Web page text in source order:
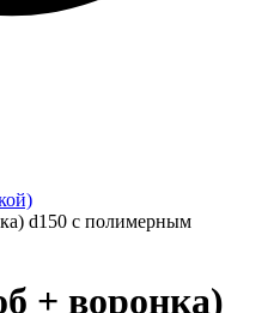
d150 с полимерным
+ воронка)